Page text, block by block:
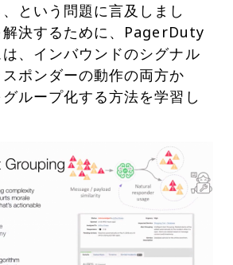
という問題に言及しまし
解決するために、PagerDuty
、インバウンドのシグナル
ポンダーの動作の両方か
ループ化する方法を学習し